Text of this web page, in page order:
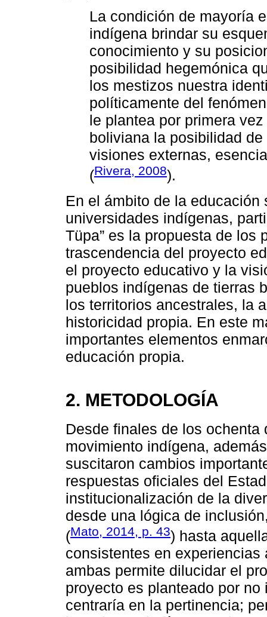
La condición de mayoría
indígena brindar su
conocimiento y su
posibilidad hegemónica
los mestizos nuestra
políticamente del
le plantea por primera
boliviana la posibilidad
visiones externas,
(Rivera, 2008).
En el ámbito de la
universidades indígenas,
Tüpa” es la propuesta de los
trascendencia del proyecto
el proyecto educativo y la
pueblos indígenas de tierras
los territorios ancestrales, la
historicidad propia. En este
importantes elementos
educación propia.
2. METODOLOGÍA
Desde finales de los
movimiento indígena,
suscitaron cambios
respuestas oficiales del
institucionalización de la
desde una lógica de
(Mato, 2014, p. 43) hasta
consistentes en
ambas permite dilucidar el
proyecto es planteado por
centraría en la pertinencia;